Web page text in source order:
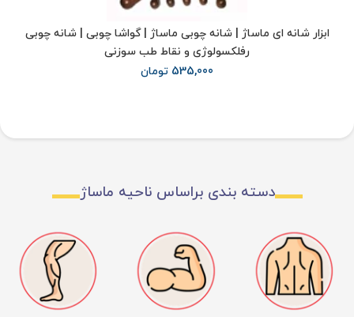
رول چوبی ماساژ صورت و بدن (فرم دهی) -رولر لاغری
397,000 تومان
دسته بندی براساس ناحیه ماساژ